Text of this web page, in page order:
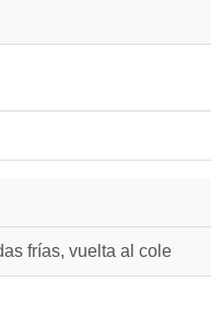
frías, vuelta al cole